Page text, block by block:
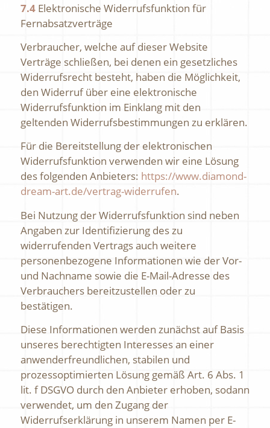
7.4Elektronische Widerrufsfunktion für
Fernabsatzverträge
Verbraucher, welche auf dieser Website
Verträge schließen, bei denen ein gesetzliches
Widerrufsrecht besteht, haben die Möglichkeit,
den Widerruf über eine elektronische
Widerrufsfunktion im Einklang mit den
geltenden Widerrufsbestimmungen zu erklären.
Für die Bereitstellung der elektronischen
Widerrufsfunktion verwenden wir eine Lösung
des folgenden Anbieters: https://www.diamond-
dream-art.de/vertrag-widerrufen.
Bei Nutzung der Widerrufsfunktion sind neben
Angaben zur Identifizierung des zu
widerrufenden Vertrags auch weitere
personenbezogene Informationen wie der Vor-
und Nachname sowie die E-Mail-Adresse des
Verbrauchers bereitzustellen oder zu
bestätigen.
Diese Informationen werden zunächst auf Basis
unseres berechtigten Interesses an einer
anwenderfreundlichen, stabilen und
prozessoptimierten Lösung gemäß Art. 6 Abs. 1
lit. f DSGVO durch den Anbieter erhoben, sodann
verwendet, um den Zugang der
Widerrufserklärung in unserem Namen per E-